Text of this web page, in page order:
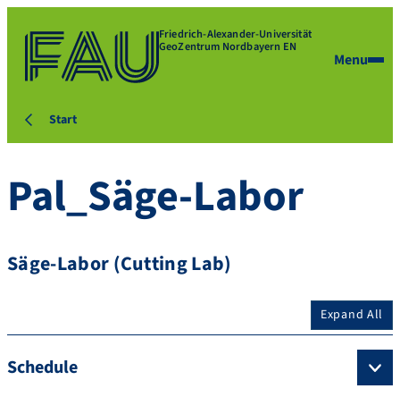
Friedrich-Alexander-Universität
GeoZentrum Nordbayern EN
Menu
Start
Pal_Säge-Labor
Säge-Labor (Cutting Lab)
Expand All
Schedule